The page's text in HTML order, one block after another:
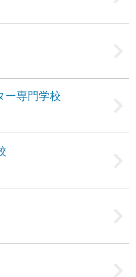
ー専門学校